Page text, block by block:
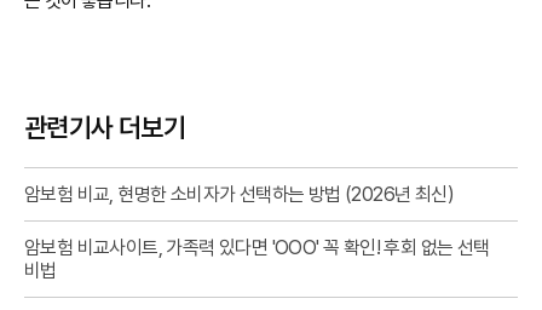
관련기사 더보기
암보험 비교, 현명한 소비자가 선택하는 방법 (2026년 최신)
암보험 비교사이트, 가족력 있다면 'OOO' 꼭 확인! 후회 없는 선택
비법